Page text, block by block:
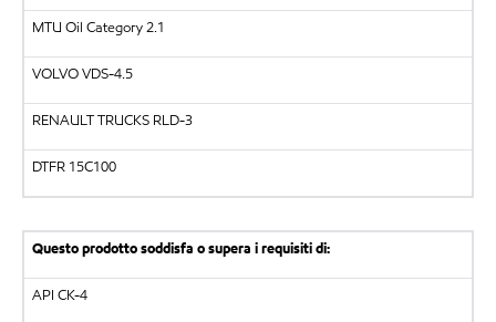
MTU Oil Category 2.1
VOLVO VDS-4.5
RENAULT TRUCKS RLD-3
DTFR 15C100
Questo prodotto soddisfa o supera i requisiti di:
API CK-4